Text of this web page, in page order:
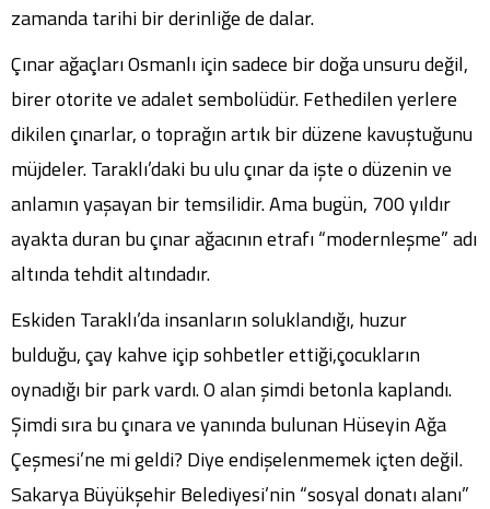
zamanda tarihi bir derinliğe de dalar.
Çınar ağaçları Osmanlı için sadece bir doğa unsuru değil,
birer otorite ve adalet sembolüdür. Fethedilen yerlere
dikilen çınarlar, o toprağın artık bir düzene kavuştuğunu
müjdeler. Taraklı’daki bu ulu çınar da işte o düzenin ve
anlamın yaşayan bir temsilidir. Ama bugün, 700 yıldır
ayakta duran bu çınar ağacının etrafı “modernleşme” adı
altında tehdit altındadır.
Eskiden Taraklı’da insanların soluklandığı, huzur
bulduğu, çay kahve içip sohbetler ettiği,çocukların
oynadığı bir park vardı. O alan şimdi betonla kaplandı.
Şimdi sıra bu çınara ve yanında bulunan Hüseyin Ağa
Çeşmesi’ne mi geldi? Diye endişelenmemek içten değil.
Sakarya Büyükşehir Belediyesi’nin “sosyal donatı alanı”